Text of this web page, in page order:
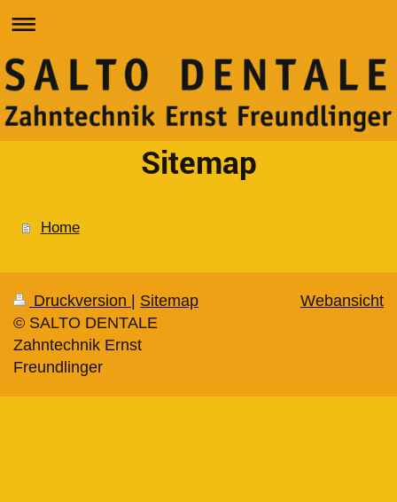
Sitemap
Home
Druckversion | Sitemap
© SALTO DENTALE
Zahntechnik Ernst
Freundlinger
Webansicht